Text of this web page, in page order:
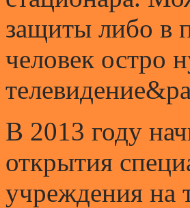
защиты либо в
человек остро
В 2013 году
открытия
учреждения на